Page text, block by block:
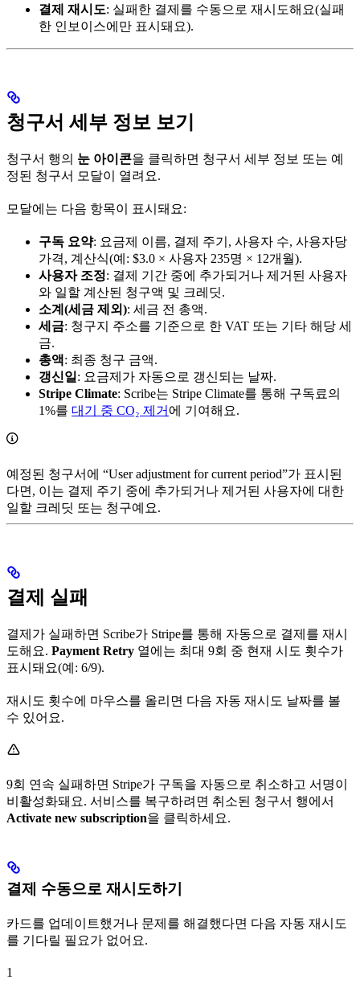
결제 재시도: 실패한 결제를 수동으로 재시도해요(실패
한 인보이스에만 표시돼요).
청구서 세부 정보 보기
청구서 행의 눈 아이콘을 클릭하면 청구서 세부 정보 또는 예
정된 청구서 모달이 열려요.
모달에는 다음 항목이 표시돼요:
구독 요약: 요금제 이름, 결제 주기, 사용자 수, 사용자당
가격, 계산식(예: $3.0 × 사용자 235명 × 12개월).
사용자 조정: 결제 기간 중에 추가되거나 제거된 사용자
와 일할 계산된 청구액 및 크레딧.
소계(세금 제외): 세금 전 총액.
세금: 청구지 주소를 기준으로 한 VAT 또는 기타 해당 세
금.
총액: 최종 청구 금액.
갱신일 : 요금제가 자동으로 갱신되는 날짜.
Stripe Climate: Scribe는 Stripe Climate를 통해 구독료의
1%를 대기 중 CO₂ 제거 에 기여해요.
예정된 청구서에 “User adjustment for current period”가 표시된
다면, 이는 결제 주기 중에 추가되거나 제거된 사용자에 대한
일할 크레딧 또는 청구예요.
결제 실패
결제가 실패하면 Scribe가 Stripe를 통해 자동으로 결제를 재시
도해요. Payment Retry 열에는 최대 9회 중 현재 시도 횟수가
표시돼요(예: 6/9).
재시도 횟수에 마우스를 올리면 다음 자동 재시도 날짜를 볼
수 있어요.
9회 연속 실패하면 Stripe가 구독을 자동으로 취소하고 서명이
비활성화돼요. 서비스를 복구하려면 취소된 청구서 행에서
Activate new subscription을 클릭하세요.
결제 수동으로 재시도하기
카드를 업데이트했거나 문제를 해결했다면 다음 자동 재시도
를 기다릴 필요가 없어요.
1